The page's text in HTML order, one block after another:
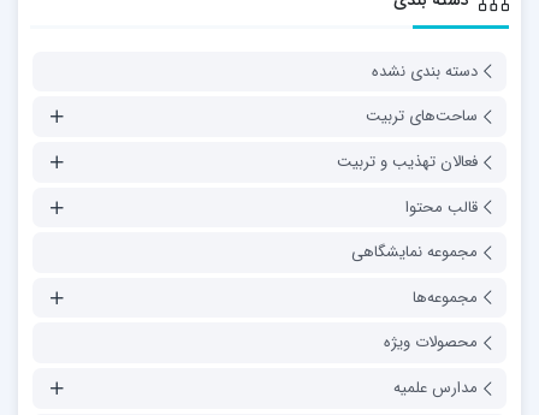
دسته بندی نشده
ساحت‌های تربیت
فعالان تهذیب و تربیت
قالب محتوا
مجموعه نمایشگاهی
مجموعه‌ها
محصولات ویژه
مدارس علمیه